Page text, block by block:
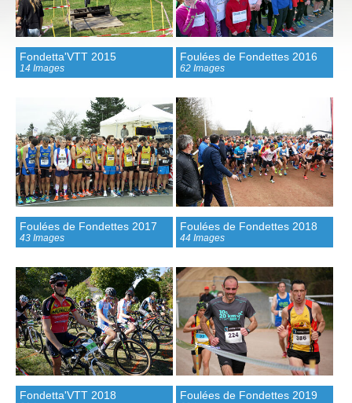
Fondetta'VTT 2015
14 Images
Foulées de Fondettes 2016
62 Images
Foulées de Fondettes 2017
43 Images
Foulées de Fondettes 2018
44 Images
Fondetta'VTT 2018 Foulées de Fondettes 2019